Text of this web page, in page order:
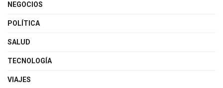
NEGOCIOS
POLÍTICA
SALUD
TECNOLOGÍA
VIAJES